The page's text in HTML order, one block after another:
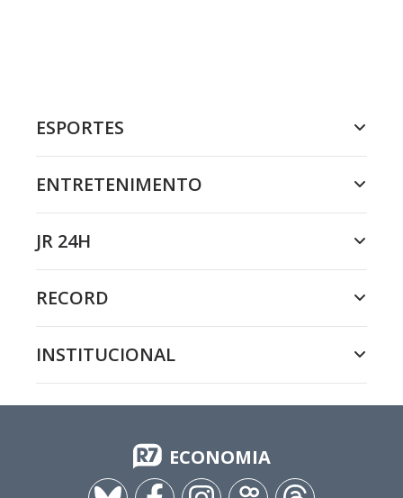
ESPORTES
ENTRETENIMENTO
JR 24H
RECORD
INSTITUCIONAL
ECONOMIA